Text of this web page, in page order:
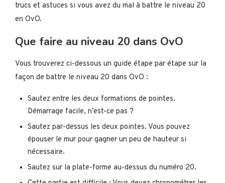
trucs et astuces si vous avez du mal à battre le niveau 20
en OvO.
Que faire au niveau 20 dans OvO
Vous trouverez ci-dessous un guide étape par étape sur la
façon de battre le niveau 20 dans OvO :
Sautez entre les deux formations de pointes.
Démarrage facile, n’est-ce pas ?
Sautez par-dessus les deux pointes. Vous pouvez
épouser le mur pour gagner un peu de hauteur si
nécessaire.
Sautez sur la plate-forme au-dessus du numéro 20.